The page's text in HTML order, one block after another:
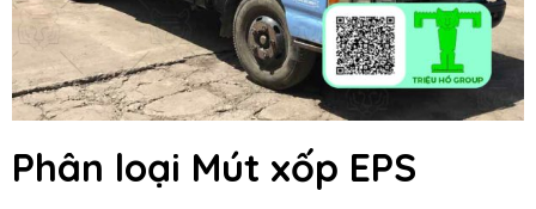
Phân loại Mút xốp EPS